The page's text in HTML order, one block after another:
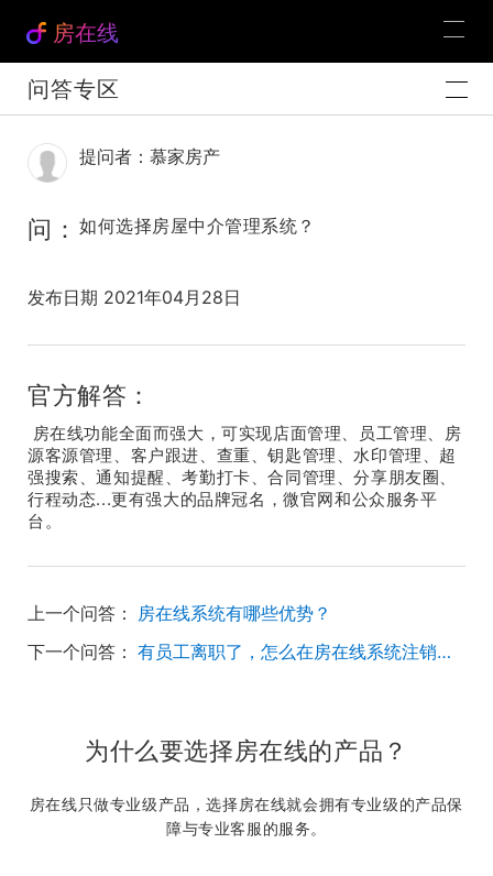
房在线
问答专区
提问者：慕家房产
问： 如何选择房屋中介管理系统？
发布日期 2021年04月28日
官方解答：
房在线功能全面而强大，可实现店面管理、员工管理、房
源客源管理、客户跟进、查重、钥匙管理、水印管理、超
强搜索、通知提醒、考勤打卡、合同管理、分享朋友圈、
行程动态...更有强大的品牌冠名，微官网和公众服务平
台。
上一个问答： 房在线系统有哪些优势？
下一个问答：
有员工离职了，怎么在房在线系统注销账号呢？
为什么要选择房在线的产品？
房在线只做专业级产品，选择房在线就会拥有专业级的产品保
障与专业客服的服务。